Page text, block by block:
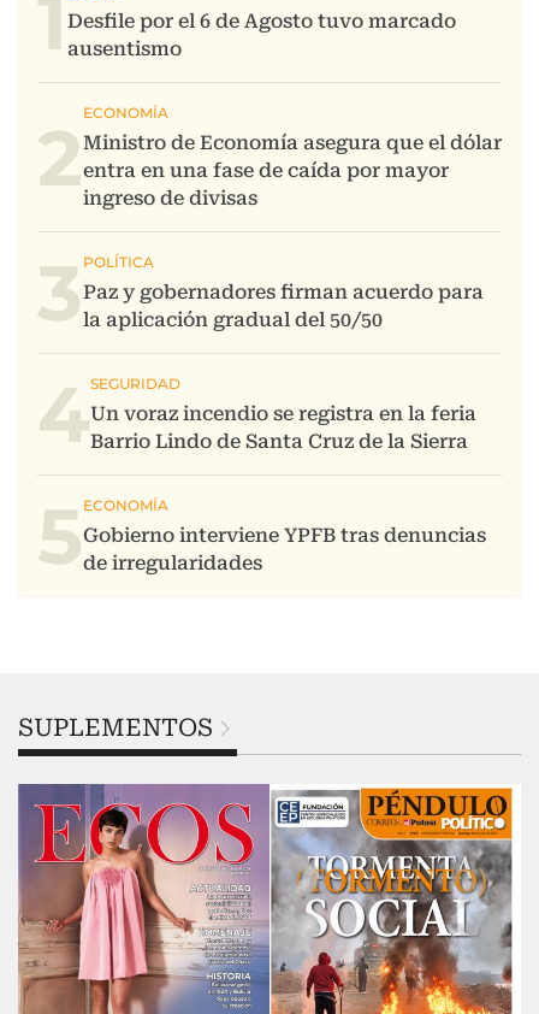
1
2
3
4
5
SUPLEMENTOS